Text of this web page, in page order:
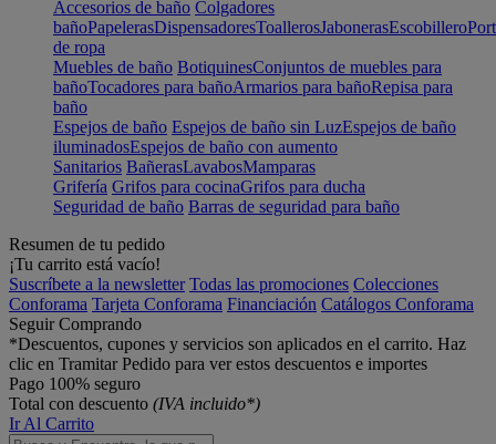
Accesorios de baño Colgadores
bañoPapelerasDispensadoresToallerosJabonerasEscobillero
de ropa
Muebles de baño BotiquinesConjuntos de muebles para
bañoTocadores para bañoArmarios para bañoRepisa para
baño
Espejos de baño Espejos de baño sin LuzEspejos de baño
iluminadosEspejos de baño con aumento
Sanitarios BañerasLavabosMamparas
Grifería Grifos para cocinaGrifos para ducha
Seguridad de baño Barras de seguridad para baño
Resumen de tu pedido
¡Tu carrito está vacío!
Suscríbete a la newsletter Todas las promociones Colecciones
Conforama Tarjeta Conforama Financiación Catálogos Conforama
Seguir Comprando
*Descuentos, cupones y servicios son aplicados en el carrito. Haz
clic en Tramitar Pedido para ver estos descuentos e importes
Pago 100% seguro
Total con descuento (IVA incluido*)
Ir Al Carrito